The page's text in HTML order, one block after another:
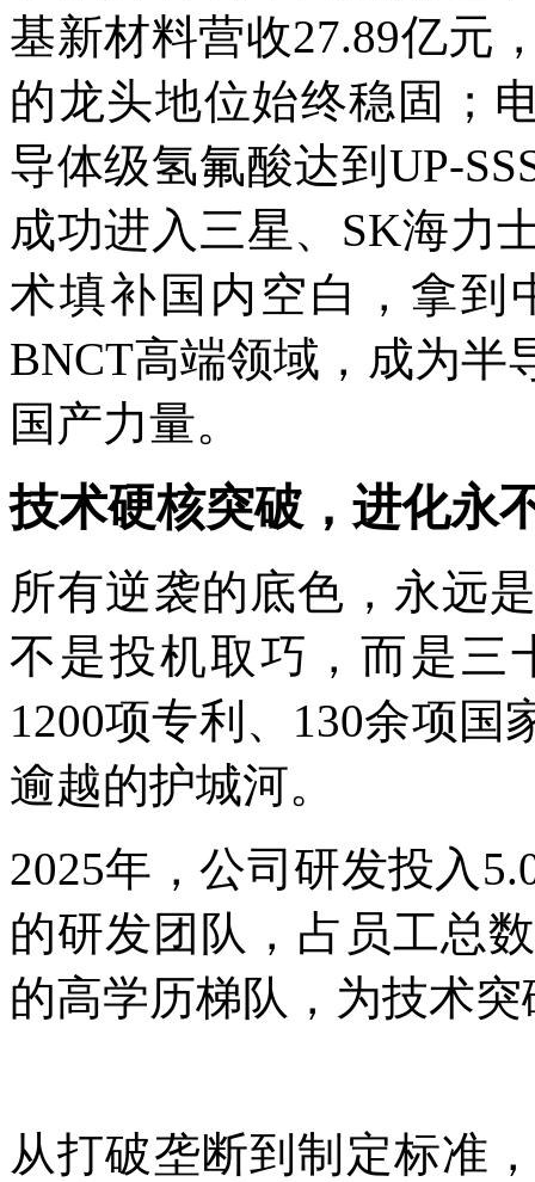
基新材料营收27.89亿元
的龙头地位始终稳固；
导体级氢氟酸达到UP-
成功进入三星、SK海力
术填补国内空白，拿到
BNCT高端领域，成为半
国产力量。
技术硬核突破，进化永
所有逆袭的底色，永远
不是投机取巧，而是三
1200项专利、130余项
逾越的护城河。
2025年，公司研发投入
的研发团队，占员工总
的高学历梯队，为技术
从打破垄断到制定标准